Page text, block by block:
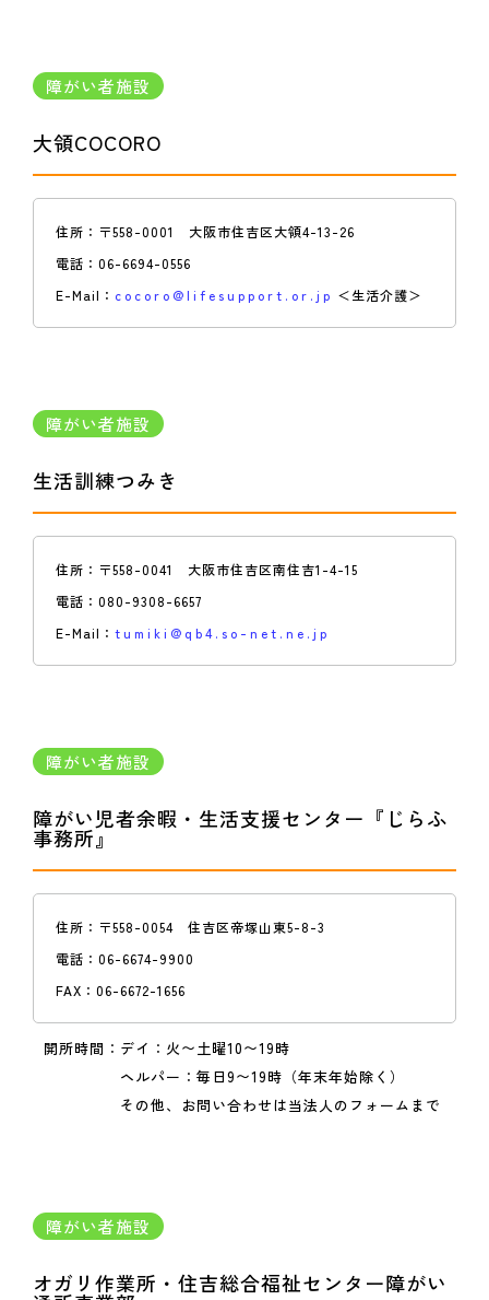
障がい者施設
大領COCORO
住所： 〒558-0001 大阪市住吉区大領4-13-26
電話： 06-6694-0556
E-Mail： cocoro@lifesupport.or.jp ＜生活介護＞
障がい者施設
生活訓練つみき
住所： 〒558-0041 大阪市住吉区南住吉1-4-15
電話： 080-9308-6657
E-Mail： tumiki@qb4.so-net.ne.jp
障がい者施設
障がい児者余暇・生活支援センター『じらふ
事務所』
住所： 〒558-0054 住吉区帝塚山東5-8-3
電話： 06-6674-9900
FAX： 06-6672-1656
開所時間： デイ：火〜土曜10〜19時
ヘルパー：毎日9〜19時（年末年始除く）
その他、お問い合わせは当法人のフォームまで
障がい者施設
オガリ作業所・住吉総合福祉センター障がい